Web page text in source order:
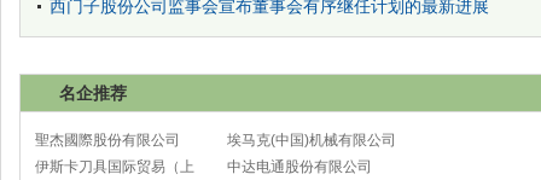
西门子股份公司监事会宣布董事会有序继任计划的最新进展
名企推荐
聖杰國際股份有限公司
伊斯卡刀具国际贸易（上
埃马克(中国)机械有限公司
太仓分公司
中达电通股份有限公司